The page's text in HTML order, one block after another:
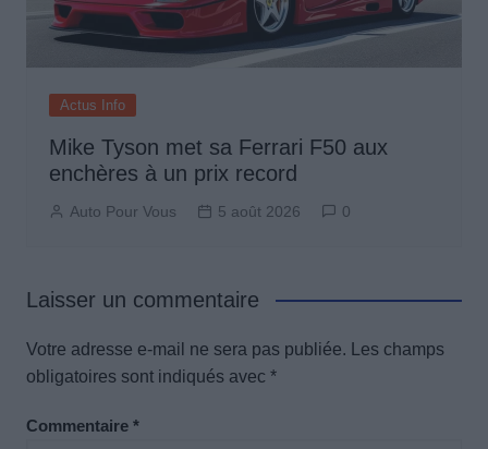
Actus Info
Mike Tyson met sa Ferrari F50 aux
enchères à un prix record
Auto Pour Vous 5 août 2026 0
Laisser un commentaire
Votre adresse e-mail ne sera pas publiée.
Les champs
obligatoires sont indiqués avec *
Commentaire *